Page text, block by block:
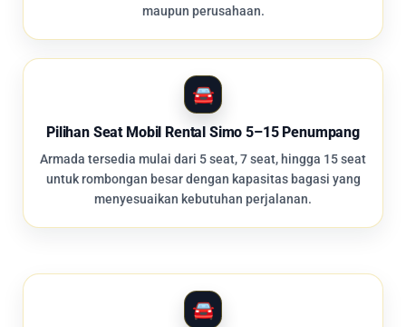
maupun perusahaan.
Pilihan Seat Mobil Rental Simo 5–15 Penumpang
Armada tersedia mulai dari 5 seat, 7 seat, hingga 15 seat
untuk rombongan besar dengan kapasitas bagasi yang
menyesuaikan kebutuhan perjalanan.